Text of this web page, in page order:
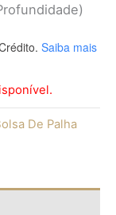
Saiba mais
De Palha